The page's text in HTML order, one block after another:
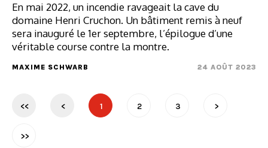
En mai 2022, un incendie ravageait la cave du
domaine Henri Cruchon. Un bâtiment remis à neuf
sera inauguré le 1er septembre, l’épilogue d’une
véritable course contre la montre.
MAXIME SCHWARB 24 AOÛT 2023
<< < 1 2 3 >
>>